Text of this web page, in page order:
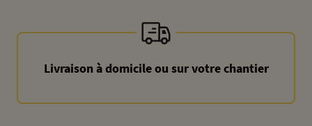
Livraison à domicile ou sur votre chantier